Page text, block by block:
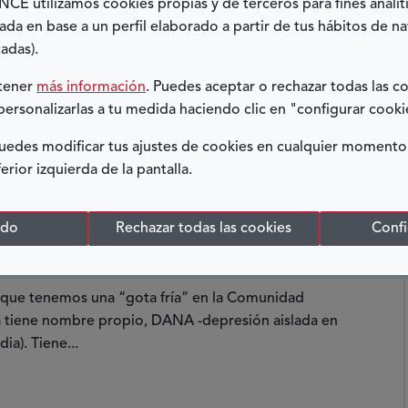
utilizamos cookies propias y de terceros para fines
en base a un perfil elaborado a partir de tus hábitos de
más información. Puedes aceptar o rechazar todas las
a tu medida haciendo clic en "configurar
modificar tus ajustes de cookies en cualquier
izquierda de la pantalla.
Rechazar todas las cookies
DE ALIENTO EN MEDIO DE LA
tenemos una “gota fría” en la Comunidad
tiene nombre propio, DANA -depresión aislada en
Tiene...